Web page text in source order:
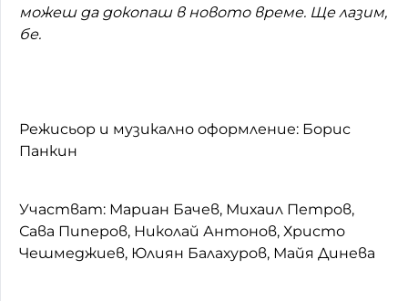
можеш да докопаш в новото време. Ще лазим,
бе.
Режисьор и музикално оформление: Борис
Панкин
Участват: Мариан Бачев, Михаил Петров,
Сава Пиперов, Николай Антонов, Христо
Чешмеджиев, Юлиян Балахуров, Майя Динева